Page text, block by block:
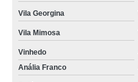
Vila Georgina
Vila Mimosa
Vinhedo
Anália Franco